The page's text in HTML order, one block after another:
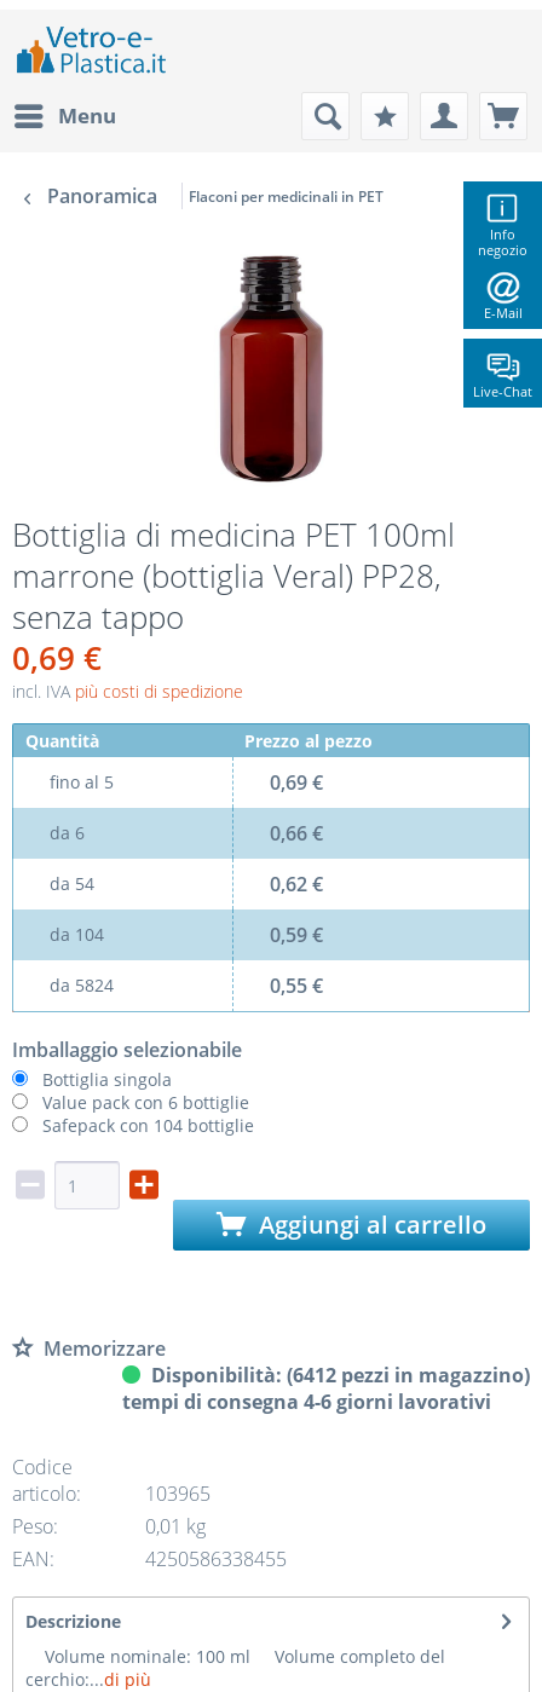
Info
negozio
E-Mail
Live-Chat
Menu
Panoramica Flaconi per medicinali in PET
Bottiglia di medicina PET 100ml
marrone (bottiglia Veral) PP28,
senza tappo
0,69 €
incl. IVA più costi di spedizione
Quantità
Prezzo al pezzo
fino al 5 0,69 €
da 6 0,66 €
da 54 0,62 €
da 104 0,59 €
da 5824 0,55 €
Imballaggio selezionabile
Bottiglia singola
Value pack con 6 bottiglie
Safepack con 104 bottiglie
Aggiungi al carrello
Memorizzare
Disponibilità: (6412 pezzi in magazzino)
tempi di consegna 4-6 giorni lavorativi
Codice
articolo:
103965
Peso:
0,01 kg
EAN:
4250586338455
Descrizione
Volume nominale: 100 ml Volume completo del
cerchio:...di più